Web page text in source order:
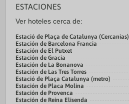
ESTACIONES
Ver hoteles cerca de:
Estació de Plaça de Catalunya (Cercanias)
Estación de Barcelona Francia
Estación de El Putxet
Estación de Gracia
Estación de La Bonanova
Estación de Las Tres Torres
Estació de Plaça Catalunya (metro)
Estación de Placa Molina
Estación de Provenca
Estación de Reina Elisenda